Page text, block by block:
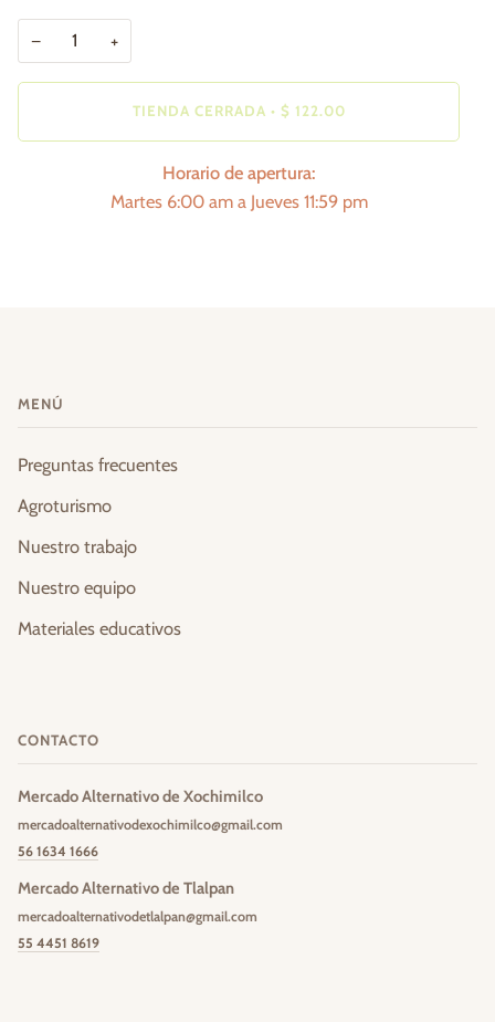
− +
TIENDA CERRADA • $ 122.00
Horario de apertura:
Martes 6:00 am a Jueves 11:59 pm
MENÚ
Preguntas frecuentes
Agroturismo
Nuestro trabajo
Nuestro equipo
Materiales educativos
CONTACTO
Mercado Alternativo de Xochimilco
mercadoalternativodexochimilco@gmail.com
56 1634 1666
Mercado Alternativo de Tlalpan
mercadoalternativodetlalpan@gmail.com
55 4451 8619